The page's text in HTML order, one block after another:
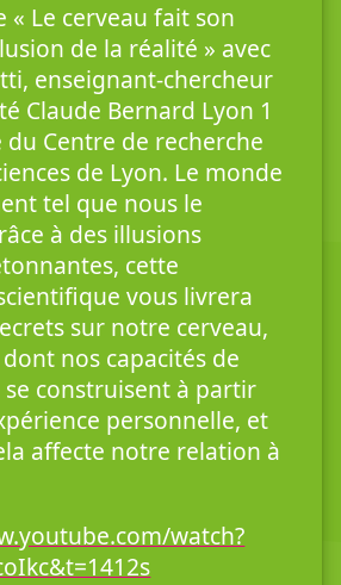
« Le cerveau fait son
de la réalité » avec
enseignant-chercheur
Claude Bernard Lyon 1
Centre de recherche
de Lyon. Le monde
tel que nous le
à des illusions
cette
vous livrera
sur notre cerveau,
nos capacités de
construisent à partir
personnelle, et
affecte notre relation à
watch?